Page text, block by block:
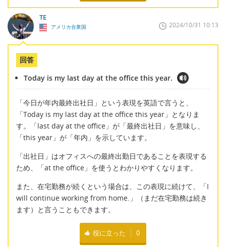
TE
アメリカ合衆国 2024/10/31 10:13
回答
Today is my last day at the office this year.
「今日が年内最終出社日」という表現を英語で言うと、
「Today is my last day at the office this year」となりま
す。「last day at the office」が「最終出社日」を意味し、
「this year」が「年内」を示しています。
「出社日」はオフィスへの最終出勤日であることを表現する
ため、「at the office」を使うとわかりやすくなります。
また、在宅勤務が続くという場合は、この表現に続けて、「I
will continue working from home.」（まだ在宅勤務は続き
ます）と言うこともできます。
役に立った 0